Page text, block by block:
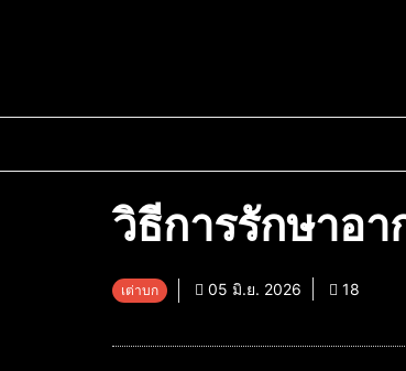
วิธีการรักษาอา
เต่าบก 05 มิ.ย. 2026 18